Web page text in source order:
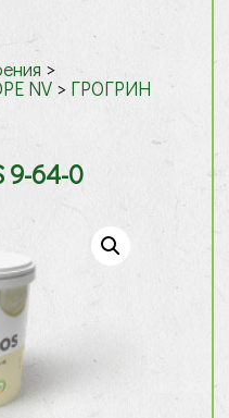
>
NV > ГРОГРИН
9-64-0